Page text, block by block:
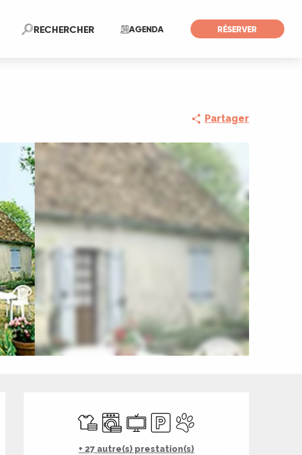
AGENDA RÉSERVER
RECHERCHERRecherche
Partager
Ouverture et
Draps et linge
Lave lingeTélévision
ParkingAnimaux acceptés
+ 27 autre(s) prestation(s)